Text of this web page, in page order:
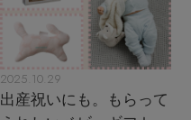
2025.10.29
出産祝いにも。もらって